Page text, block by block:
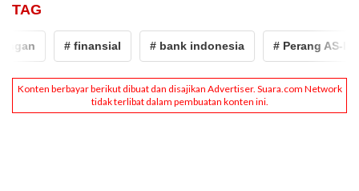
TAG
# finansial # bank indonesia # Perang AS-Iran